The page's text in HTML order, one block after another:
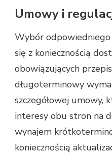
Umowy i
Wybór
się z koniecznością
obowiązujących
długoterminowy
szczegółowej umowy,
interesy obu stron na
wynajem
koniecznością